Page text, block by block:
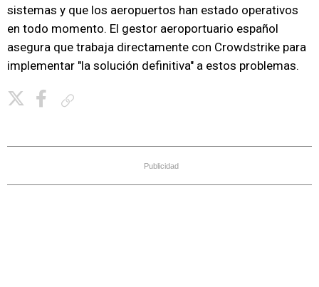
sistemas y que los aeropuertos han estado operativos
en todo momento. El gestor aeroportuario español
asegura que trabaja directamente con Crowdstrike para
implementar "la solución definitiva" a estos problemas.
Publicidad